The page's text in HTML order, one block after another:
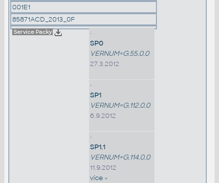
001E1
85871ACD_2013_0F
Service Packy
•
SP0
VERNUM=G.55.0.0
27.3.2012
•
SP1
VERNUM=G.112.0.0
6.9.2012
•
SP1.1
VERNUM=G.114.0.0
11.9.2012
více »